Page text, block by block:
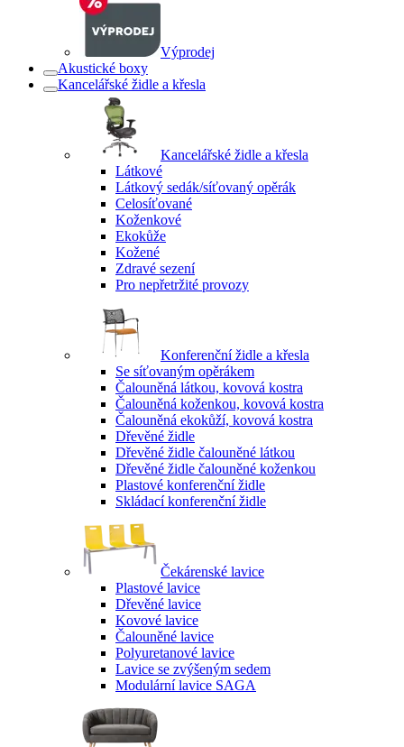
Výprodej
Akustické boxy
Kancelářské židle a křesla
Kancelářské židle a křesla
Látkové
Látkový sedák/síťovaný opěrák
Celosíťované
Koženkové
Ekokůže
Kožené
Zdravé sezení
Pro nepřetržité provozy
Konferenční židle a křesla
Se síťovaným opěrákem
Čalouněná látkou, kovová kostra
Čalouněná koženkou, kovová kostra
Čalouněná ekokůží, kovová kostra
Dřevěné židle
Dřevěné židle čalouněné látkou
Dřevěné židle čalouněné koženkou
Plastové konferenční židle
Skládací konferenční židle
Čekárenské lavice
Plastové lavice
Dřevěné lavice
Kovové lavice
Čalouněné lavice
Polyuretanové lavice
Lavice se zvýšeným sedem
Modulární lavice SAGA